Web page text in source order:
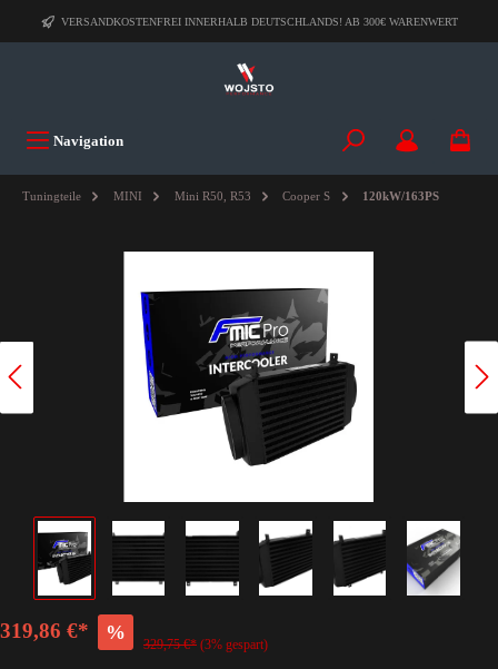
VERSANDKOSTENFREI INNERHALB DEUTSCHLANDS! AB 300€ WARENWERT
Navigation
Tuningteile MINI Mini R50, R53 Cooper S 120kW/163PS
319,86 €* %
329,75 €* (3% gespart)